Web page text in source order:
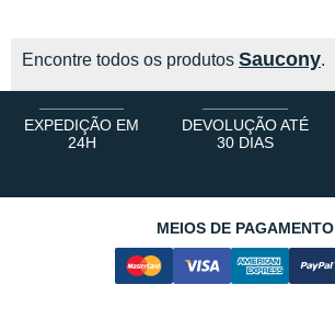
Encontre todos os produtos Saucony.
EXPEDIÇÃO EM
24H
DEVOLUÇÃO ATÉ
30 DIAS
MEIOS DE PAGAMENTO